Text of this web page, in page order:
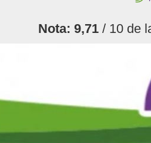
Nota: 9,71 / 10 de